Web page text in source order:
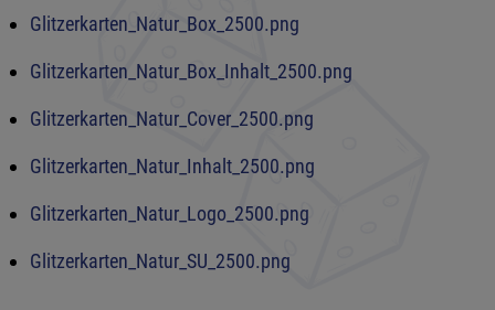
Glitzerkarten_Natur_Box_2500.png
Glitzerkarten_Natur_Box_Inhalt_2500.png
Glitzerkarten_Natur_Cover_2500.png
Glitzerkarten_Natur_Inhalt_2500.png
Glitzerkarten_Natur_Logo_2500.png
Glitzerkarten_Natur_SU_2500.png